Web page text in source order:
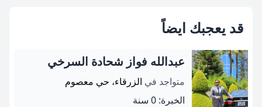
قد يعجبك ايضاً
عبدالله فواز شحادة السرخي
متواجد في الزرقاء، حي معصوم
الخبرة: 0 سنة